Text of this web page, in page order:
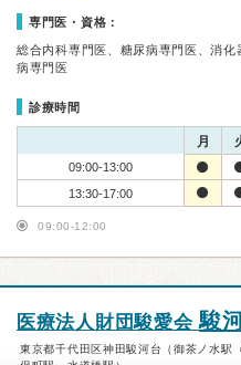
専門医・資格：
総合内科専門医、糖尿病専門医、消
病専門医
診療時間
月
09:00-13:00
13:30-17:00
09:00-12:00
医療法人財団駿愛会駿
東京都千代田区神田駿河台（御茶ノ水駅